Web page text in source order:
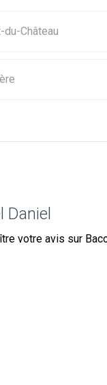
Château
Daniel
votre avis sur